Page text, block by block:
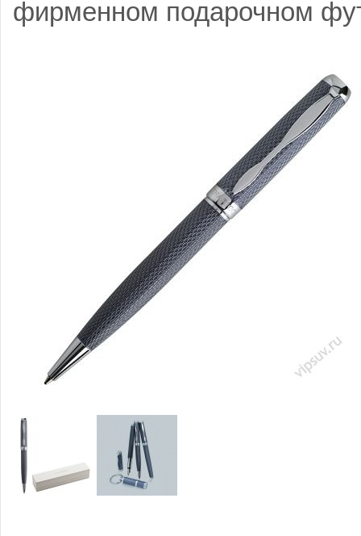
фирменном подарочном